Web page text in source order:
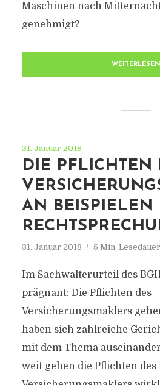
Maschinen nach
genehmigt?
WEITERLESEN
31. Januar 2018
DIE PFLICHTEN
AN BEISPIELEN
31. Januar 2018 5 Min. Lesedauer
Im Sachwalterurteil des
prägnant: Die Pflichten des
Versicherungsmaklers
haben sich zahlreiche
mit dem Thema
weit gehen die Pflichten des